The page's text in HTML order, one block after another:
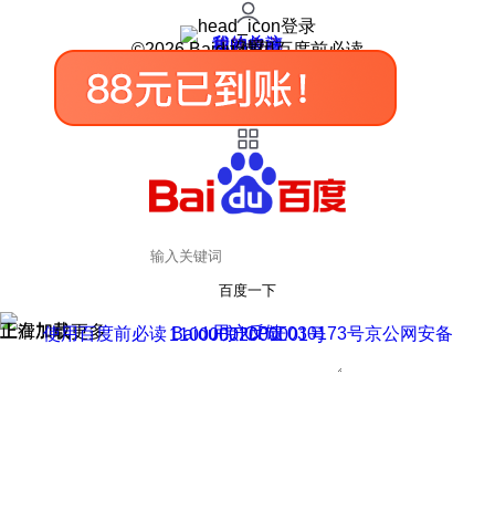
登录
我的关注
我的收藏
皮肤中心
用户反馈
设置
©2026 Baidu 使用百度前必读
百度一下
正在加载
上滑加载更多 用户反馈
使用百度前必读 Baidu 京ICP证030173号
京公网安备11000002000001号